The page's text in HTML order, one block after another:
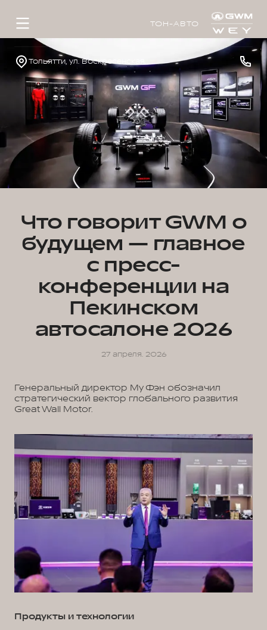
ТОН-АВТО
Что говорит GWM о
будущем — главное
с пресс-
конференции на
Пекинском
автосалоне 2026
27 апреля. 2026
Генеральный директор Му Фэн обозначил
стратегический вектор глобального развития
Great Wall Motor.
Продукты и технологии